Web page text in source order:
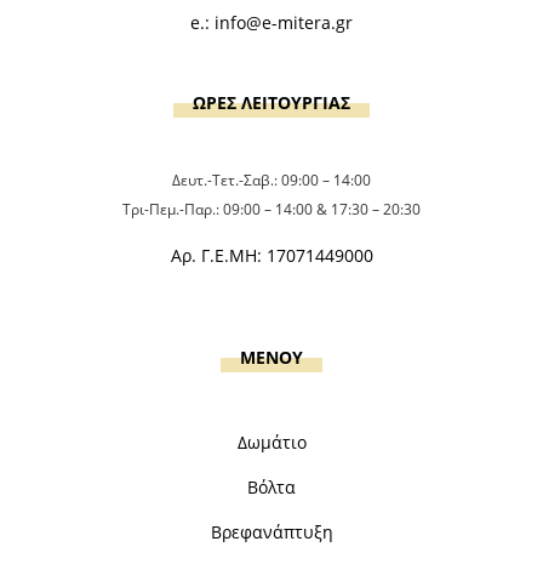
e.: info@e-mitera.gr
ΩΡΕΣ ΛΕΙΤΟΥΡΓΙΑΣ
Δευτ.-Τετ.-Σαβ.: 09:00 – 14:00
Τρι-Πεμ.-Παρ.: 09:00 – 14:00 & 17:30 – 20:30
Αρ. Γ.Ε.ΜΗ: 17071449000
MENOY
Δωμάτιο
Βόλτα
Βρεφανάπτυξη